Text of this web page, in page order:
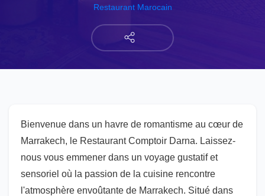
Restaurant Marocain
Bienvenue dans un havre de romantisme au cœur de
Marrakech, le Restaurant Comptoir Darna. Laissez-
nous vous emmener dans un voyage gustatif et
sensoriel où la passion de la cuisine rencontre
l'atmosphère envoûtante de Marrakech. Situé dans